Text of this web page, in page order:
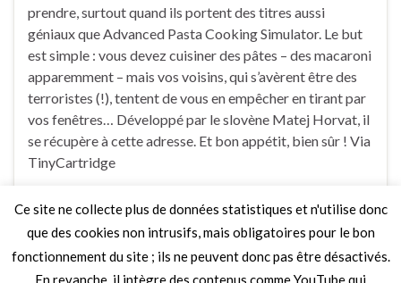
prendre, surtout quand ils portent des titres aussi
géniaux que Advanced Pasta Cooking Simulator. Le but
est simple : vous devez cuisiner des pâtes – des macaroni
apparemment – mais vos voisins, qui s’avèrent être des
terroristes (!), tentent de vous en empêcher en tirant par
vos fenêtres… Développé par le slovène Matej Horvat, il
se récupère à cette adresse. Et bon appétit, bien sûr ! Via
TinyCartridge
1 Commentaire
Ce site ne collecte plus de données statistiques et n'utilise donc
que des cookies non intrusifs, mais obligatoires pour le bon
fonctionnement du site ; ils ne peuvent donc pas être désactivés.
En revanche, il intègre des contenus comme YouTube qui